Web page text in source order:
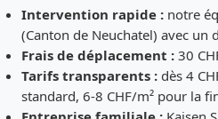
Intervention rapide :notre
(Canton de Neuchatel) avec un
Frais de déplacement :30
Tarifs transparents :dès 4
standard, 6-8 CHF/m² pour la